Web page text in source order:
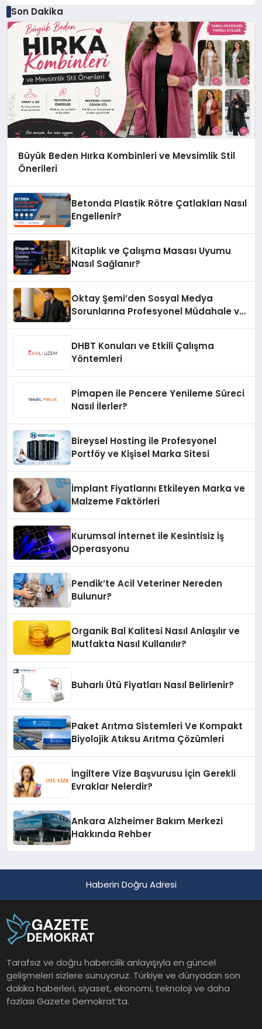
Son Dakika
Büyük Beden Hırka Kombinleri ve Mevsimlik Stil
Önerileri
Betonda Plastik Rötre Çatlakları Nasıl
Engellenir?
Kitaplık ve Çalışma Masası Uyumu
Nasıl Sağlanır?
Oktay Şemi’den Sosyal Medya
Sorunlarına Profesyonel Müdahale ve
DHBT Konuları ve Etkili Çalışma
Yöntemleri
Pimapen ile Pencere Yenileme Süreci
Nasıl İlerler?
Bireysel Hosting ile Profesyonel
Portföy ve Kişisel Marka Sitesi
İmplant Fiyatlarını Etkileyen Marka ve
Malzeme Faktörleri
Kurumsal İnternet ile Kesintisiz İş
Operasyonu
Pendik’te Acil Veteriner Nereden
Bulunur?
Organik Bal Kalitesi Nasıl Anlaşılır ve
Mutfakta Nasıl Kullanılır?
Buharlı Ütü Fiyatları Nasıl Belirlenir?
Paket Arıtma Sistemleri Ve Kompakt
Biyolojik Atıksu Arıtma Çözümleri
İngiltere Vize Başvurusu İçin Gerekli
Evraklar Nelerdir?
Ankara Alzheimer Bakım Merkezi
Hakkında Rehber
Haberin Doğru Adresi
Tarafsız ve doğru habercilik anlayışıyla en güncel
gelişmeleri sizlere sunuyoruz. Türkiye ve dünyadan son
dakika haberleri, siyaset, ekonomi, teknoloji ve daha
fazlası Gazete Demokrat’ta.